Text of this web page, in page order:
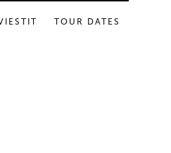
TOUR DATES